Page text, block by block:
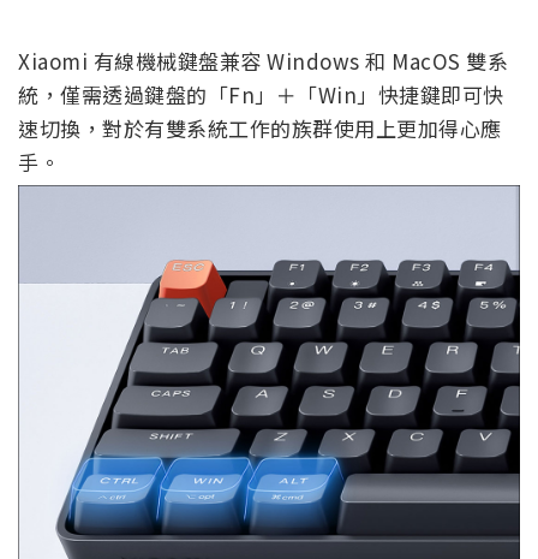
Xiaomi 有線機械鍵盤兼容 Windows 和 MacOS 雙系
統，僅需透過鍵盤的「Fn」＋「Win」快捷鍵即可快
速切換，對於有雙系統工作的族群使用上更加得心應
手。